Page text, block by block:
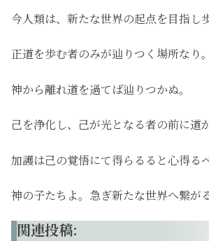
今人類は、新たな世界の起点を目指し
正道を歩む者のみが辿りつく場所なり。
神から離れ道を過てば辿りつかぬ。
己を浄化し、己が光となる者の前に道
加護は己の覚悟にて得らるると心得る
神の子たちよ。急ぎ新たな世界へ繋が
関連投稿: